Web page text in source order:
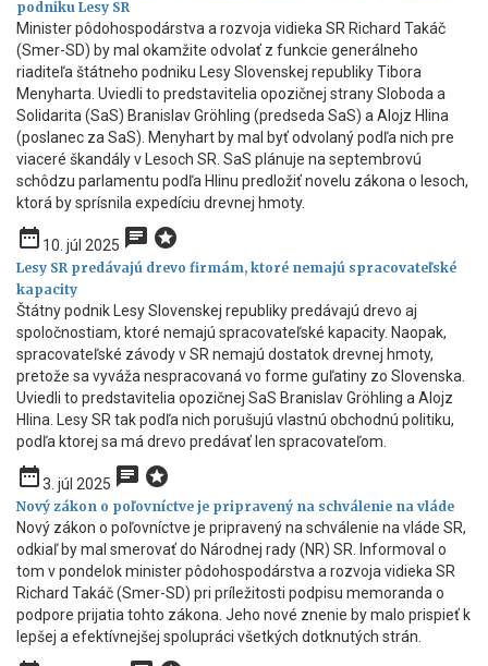
podniku Lesy SR
Minister pôdohospodárstva a rozvoja vidieka SR Richard Takáč
(Smer-SD) by mal okamžite odvolať z funkcie generálneho
riaditeľa štátneho podniku Lesy Slovenskej republiky Tibora
Menyharta. Uviedli to predstavitelia opozičnej strany Sloboda a
Solidarita (SaS) Branislav Gröhling (predseda SaS) a Alojz Hlina
(poslanec za SaS). Menyhart by mal byť odvolaný podľa nich pre
viaceré škandály v Lesoch SR. SaS plánuje na septembrovú
schôdzu parlamentu podľa Hlinu predložiť novelu zákona o lesoch,
ktorá by sprísnila expedíciu drevnej hmoty.
date_range 10. júl 2025 chat stars
Lesy SR predávajú drevo firmám, ktoré nemajú spracovateľské
kapacity
Štátny podnik Lesy Slovenskej republiky predávajú drevo aj
spoločnostiam, ktoré nemajú spracovateľské kapacity. Naopak,
spracovateľské závody v SR nemajú dostatok drevnej hmoty,
pretože sa vyváža nespracovaná vo forme guľatiny zo Slovenska.
Uviedli to predstavitelia opozičnej SaS Branislav Gröhling a Alojz
Hlina. Lesy SR tak podľa nich porušujú vlastnú obchodnú politiku,
podľa ktorej sa má drevo predávať len spracovateľom.
date_range3. júl 2025 chat stars
Nový zákon o poľovníctve je pripravený na schválenie na vláde
Nový zákon o poľovníctve je pripravený na schválenie na vláde SR,
odkiaľ by mal smerovať do Národnej rady (NR) SR. Informoval o
tom v pondelok minister pôdohospodárstva a rozvoja vidieka SR
Richard Takáč (Smer-SD) pri príležitosti podpisu memoranda o
podpore prijatia tohto zákona. Jeho nové znenie by malo prispieť k
lepšej a efektívnejšej spolupráci všetkých dotknutých strán.